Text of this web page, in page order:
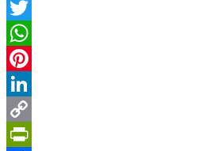
Facebook
Twitter
WhatsApp
Pinterest
LinkedIn
Copy